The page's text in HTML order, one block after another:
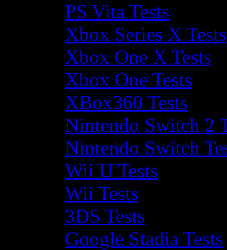
PS Vita Tests
Xbox Series X Tests
Xbox One X Tests
Xbox One Tests
XBox360 Tests
Nintendo Switch 2
Nintendo Switch
Wii U Tests
Wii Tests
3DS Tests
Google Stadia Tests